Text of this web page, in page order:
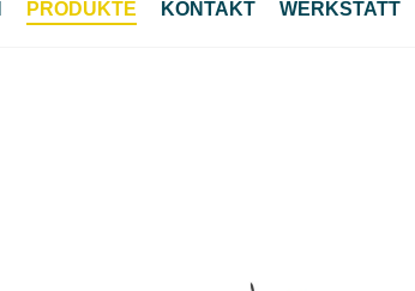
PRODUKTE KONTAKT WERKSTATT